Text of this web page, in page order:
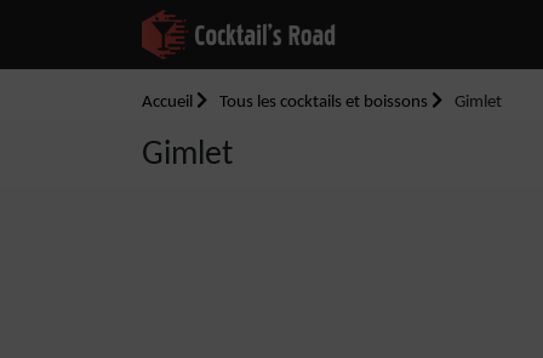
Accueil Tous les cocktails et boissons Gimlet
Gimlet